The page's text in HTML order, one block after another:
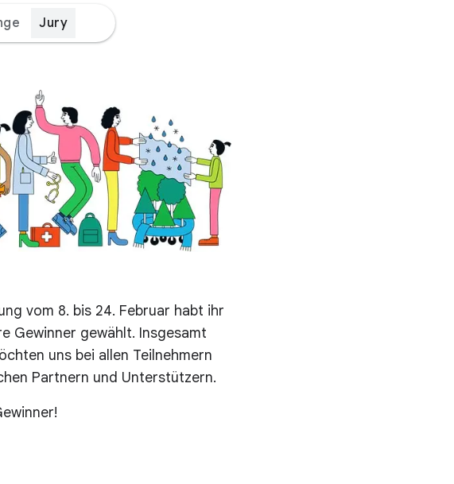
Jury
vom 8. bis 24. Februar habt ihr
Gewinner gewählt. Insgesamt
uns bei allen Teilnehmern
Partnern und Unterstützern.